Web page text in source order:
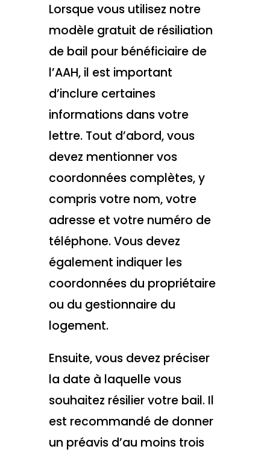
Lorsque vous utilisez notre
modèle gratuit de résiliation
de bail pour bénéficiaire de
l’AAH, il est important
d’inclure certaines
informations dans votre
lettre. Tout d’abord, vous
devez mentionner vos
coordonnées complètes, y
compris votre nom, votre
adresse et votre numéro de
téléphone. Vous devez
également indiquer les
coordonnées du propriétaire
ou du gestionnaire du
logement.
Ensuite, vous devez préciser
la date à laquelle vous
souhaitez résilier votre bail. Il
est recommandé de donner
un préavis d’au moins trois